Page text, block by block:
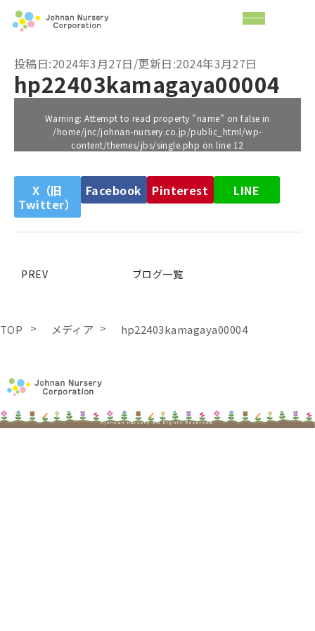
投稿日:2024年3月27日/更新日:2024年3月27日
hp22403kamagaya00004
Warning: Attempt to read property "name" on false in
/home/jnc/johnan-nursery.co.jp/public_html/wp-
content/themes/jbs/single.php on line 12
X（旧
Twitter）
Facebook Pinterest LINE
PREV ブログ一覧
TOP メディア hp22403kamagaya00004
©johnan nursery All Rights Reserved.